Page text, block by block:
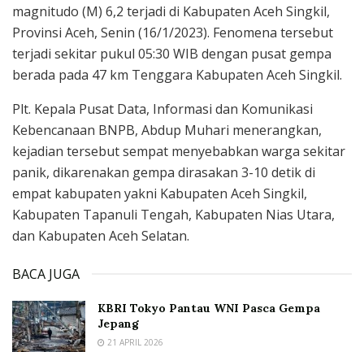
magnitudo (M) 6,2 terjadi di Kabupaten Aceh Singkil,
Provinsi Aceh, Senin (16/1/2023). Fenomena tersebut
terjadi sekitar pukul 05:30 WIB dengan pusat gempa
berada pada 47 km Tenggara Kabupaten Aceh Singkil.
Plt. Kepala Pusat Data, Informasi dan Komunikasi
Kebencanaan BNPB, Abdup Muhari menerangkan,
kejadian tersebut sempat menyebabkan warga sekitar
panik, dikarenakan gempa dirasakan 3-10 detik di
empat kabupaten yakni Kabupaten Aceh Singkil,
Kabupaten Tapanuli Tengah, Kabupaten Nias Utara,
dan Kabupaten Aceh Selatan.
BACA JUGA
KBRI Tokyo Pantau WNI Pasca Gempa
Jepang
21 APRIL 2026